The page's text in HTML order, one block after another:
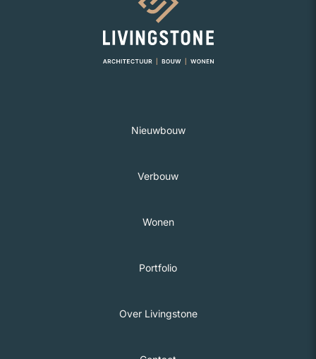
Nieuwbouw
Verbouw
Wonen
Portfolio
Over Livingstone